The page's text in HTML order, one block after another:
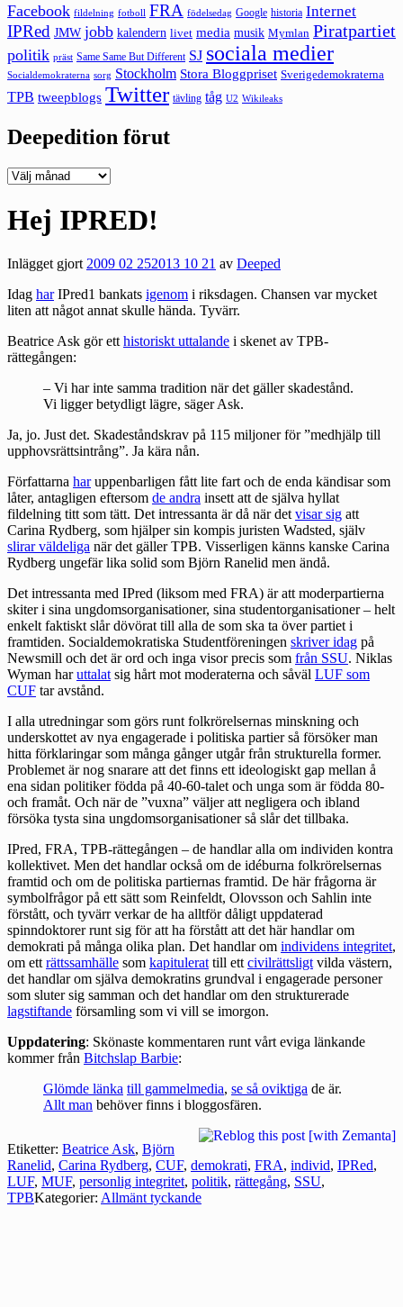
Facebook fildelning fotboll FRA födelsedag Google historia Internet
IPRed JMW jobb kalendern livet media musik Mymlan Piratpartiet
politik präst Same Same But Different SJ sociala medier
Socialdemokraterna sorg Stockholm Stora Bloggpriset Sverigedemokraterna
TPB tweepblogs Twitter tävling tåg U2 Wikileaks
Deepedition förut
Deepedition
Hej IPRED!
Inlägget gjort2009 02 252013 10 21 av Deeped
Idag harIPred1 bankats igenom i riksdagen. Chansen var mycket
liten att något annat skulle hända. Tyvärr.
Beatrice Ask gör etthistoriskt uttalande i skenet av TPB-
rättegången:
– Vi har inte samma tradition när det gäller skadestånd.
Vi ligger betydligt lägre, säger Ask.
Ja, jo. Just det. Skadeståndskrav på 115 miljoner för ”medhjälp till
upphovsrättsintrång”. Ja kära nån.
Författarna haruppenbarligen fått lite fart och de enda kändisar som
låter, antagligen eftersom de andra insett att de själva hyllat
fildelning titt som tätt. Det intressanta är då när detvisar sig att
Carina Rydberg, som hjälper sin kompis juristen Wadsted, själv
slirar väldeliga när det gäller TPB. Visserligen känns kanske Carina
Rydberg ungefär lika solid som Björn Ranelid men ändå.
Det intressanta med IPred (liksom med FRA) är att moderpartierna
skiter i sina ungdomsorganisationer, sina studentorganisationer – helt
enkelt faktiskt slår dövörat till alla de som ska ta över partiet i
framtiden. Socialdemokratiska Studentföreningen skriver idag på
Newsmill och det är ord och inga visor precis som från SSU. Niklas
Wyman haruttalatsig hårt mot moderaterna och såväl LUF som
CUF tar avstånd.
I alla utredningar som görs runt folkrörelsernas minskning och
underskottet av nya engagerade i politiska partier så försöker man
hitta förklaringar som många gånger utgår från strukturella former.
Problemet är nog snarare att det finns ett ideologiskt gap mellan å
ena sidan politiker födda på 40-60-talet och unga som är födda 80-
och framåt. Och när de ”vuxna” väljer att negligera och ibland
försöka tysta sina ungdomsorganisationer så slår det tillbaka.
IPred, FRA, TPB-rättegången – de handlar alla om individen kontra
kollektivet. Men det handlar också om de idéburna folkrörelsernas
framtid och om de politiska partiernas framtid. De här frågorna är
symbolfrågor på ett sätt som Reinfeldt, Olovsson och Sahlin inte
förstått, och tyvärr verkar de ha alltför dåligt uppdaterad
spinndoktorer runt sig för att ha förstått att det här handlar om
demokrati på många olika plan. Det handlar om individens integritet,
om etträttssamhälle som kapitulerattill ettcivilrättsligtvilda västern,
det handlar om själva demokratins grundval i engagerade personer
som sluter sig samman och det handlar om den strukturerade
lagstiftande församling som vi vill se imorgon.
Uppdatering: Skönaste kommentaren runt vårt eviga länkande
kommer från Bitchslap Barbie:
Glömde länka till gammelmedia, se så oviktiga de är.
Allt man behöver finns i bloggosfären.
Etiketter: Beatrice Ask, Björn
Ranelid, Carina Rydberg, CUF, demokrati, FRA, individ, IPRed,
LUF, MUF, personlig integritet, politik, rättegång, SSU,
TPBKategorier: Allmänt tyckande